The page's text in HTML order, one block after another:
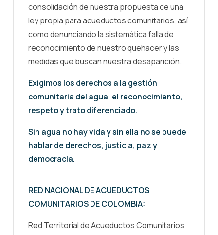
consolidación de nuestra propuesta de una
ley propia para acueductos comunitarios, así
como denunciando la sistemática falla de
reconocimiento de nuestro quehacer y las
medidas que buscan nuestra desaparición.
Exigimos los derechos a la gestión
comunitaria del agua, el reconocimiento,
respeto y trato diferenciado.
Sin agua no hay vida y sin ella no se puede
hablar de derechos, justicia, paz y
democracia.
RED NACIONAL DE ACUEDUCTOS
COMUNITARIOS DE COLOMBIA:
Red Territorial de Acueductos Comunitarios